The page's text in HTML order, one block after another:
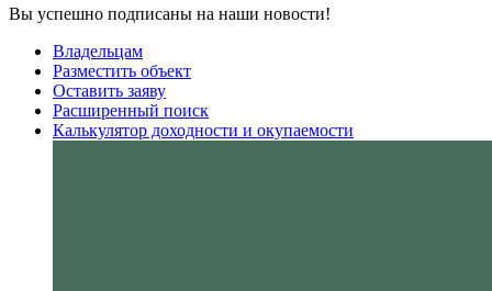
Вы успешно подписаны на наши новости!
Владельцам
Разместить объект
Оставить заяву
Расширенный поиск
Калькулятор доходности и окупаемости